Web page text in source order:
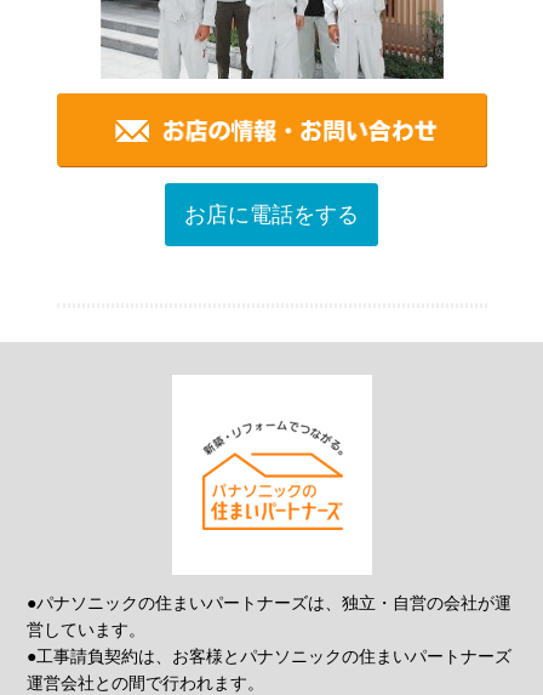
お店に電話をする
●パナソニックの住まいパートナーズは、独立・自営の会社が運
営しています。
●工事請負契約は、お客様とパナソニックの住まいパートナーズ
運営会社との間で行われます。